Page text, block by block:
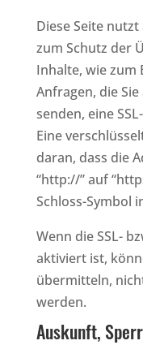
Diese Seite
zum Schutz der
Inhalte, wie zum
Anfragen, die
senden, eine
Eine
daran, dass die
“http://” auf
Schloss-Symbol
Wenn die SSL-
aktiviert ist,
übermitteln,
werden.
Auskunft,